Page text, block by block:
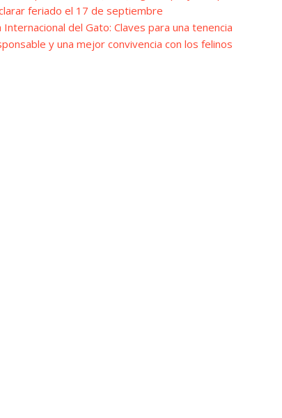
feriado el 17 de septiembre
Internacional del Gato: Claves para una tenencia
y una mejor convivencia con los felinos